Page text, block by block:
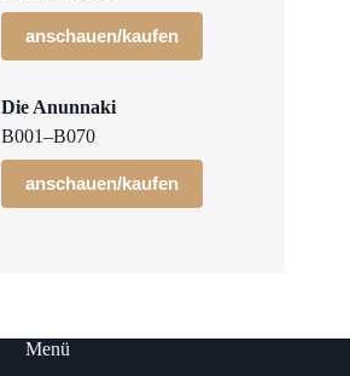
anschauen/kaufen
Die Anunnaki
B001–B070
anschauen/kaufen
Menü